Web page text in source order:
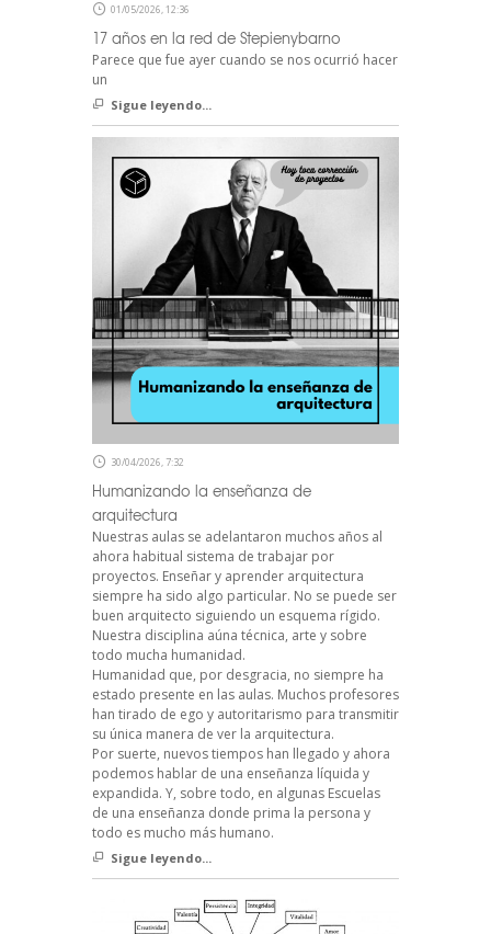
01/05/2026, 12:36
17 años en la red de Stepienybarno
Parece que fue ayer cuando se nos ocurrió hacer
un
Sigue leyendo...
30/04/2026, 7:32
Humanizando la enseñanza de
arquitectura
Nuestras aulas se adelantaron muchos años al
ahora habitual sistema de trabajar por
proyectos. Enseñar y aprender arquitectura
siempre ha sido algo particular. No se puede ser
buen arquitecto siguiendo un esquema rígido.
Nuestra disciplina aúna técnica, arte y sobre
todo mucha humanidad.
Humanidad que, por desgracia, no siempre ha
estado presente en las aulas. Muchos profesores
han tirado de ego y autoritarismo para transmitir
su única manera de ver la arquitectura.
Por suerte, nuevos tiempos han llegado y ahora
podemos hablar de una enseñanza líquida y
expandida. Y, sobre todo, en algunas Escuelas
de una enseñanza donde prima la persona y
todo es mucho más humano.
Sigue leyendo...